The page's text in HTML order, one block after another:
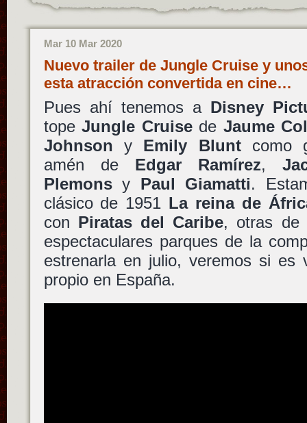
Mar 10 Mar 2020
Nuevo trailer de Jungle Cruise y
esta atracción convertida en cine…
Pues ahí tenemos a Disney
topeJungle Cruisede Jaume
Johnson y Emily Bluntcomo
amén de Edgar Ramírez,
Plemonsy Paul Giamatti.
clásico de 1951 La reina de
con Piratas del Caribe, otras de
espectaculares parques de la
estrenarla en julio, veremos si
propio en España.